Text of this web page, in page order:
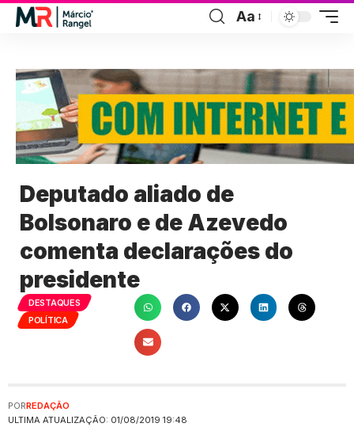
Aa
Deputado aliado de
Bolsonaro e de Azevedo
comenta declarações do
presidente
DESTAQUES
POLÍTICA
ULTIMA ATUALIZAÇÃO: 01/08/2019 19:48
PORREDAÇÃO